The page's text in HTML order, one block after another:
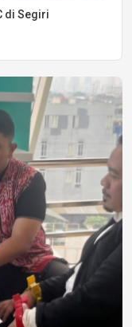
di Segiri